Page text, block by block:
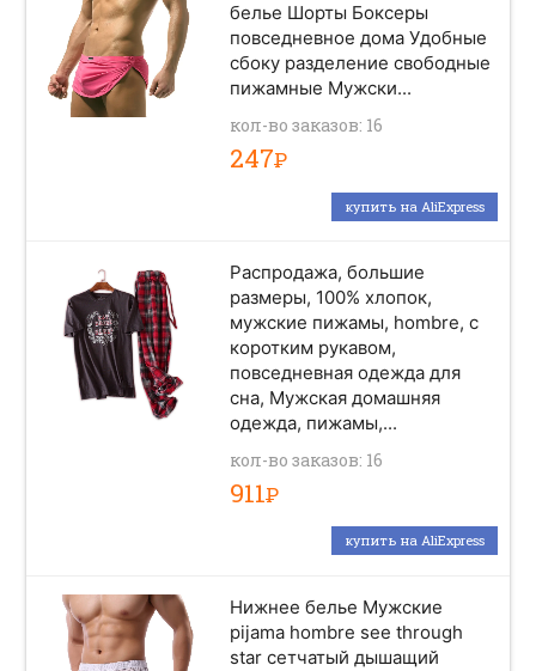
белье Шорты Боксеры
повседневное дома Удобные
сбоку разделение свободные
пижамные Мужски...
кол-во заказов: 16
247Р
купить на AliExpress
Распродажа, большие
размеры, 100% хлопок,
мужские пижамы, hombre, с
коротким рукавом,
повседневная одежда для
сна, Мужская домашняя
одежда, пижамы,...
кол-во заказов: 16
911Р
купить на AliExpress
Нижнее белье Мужские
pijama hombre see through
star сетчатый дышащий